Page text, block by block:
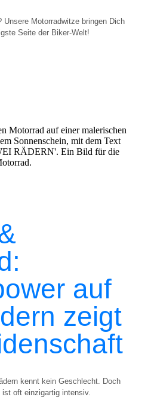
Unsere Motorradwitze bringen Dich
Seite der Biker-Welt!
auf
zeigt
kennt kein Geschlecht. Doch
oft einzigartig intensiv.